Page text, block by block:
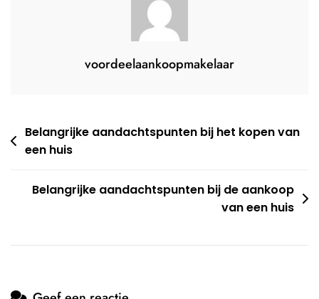
voordeelaankoopmakelaar
Berichtnavigatie
Belangrijke aandachtspunten bij het kopen van
een huis
Belangrijke aandachtspunten bij de aankoop
van een huis